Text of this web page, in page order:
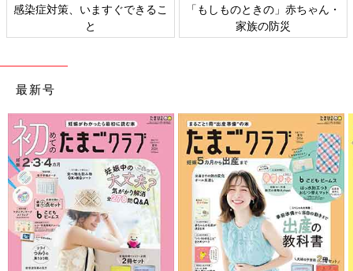
のときの」赤ちゃん・
日本外来小児科学会リーフレッ
六星占
最新号